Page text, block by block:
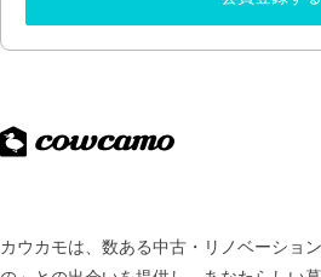
カウカモは、数ある中古・リノベーショ